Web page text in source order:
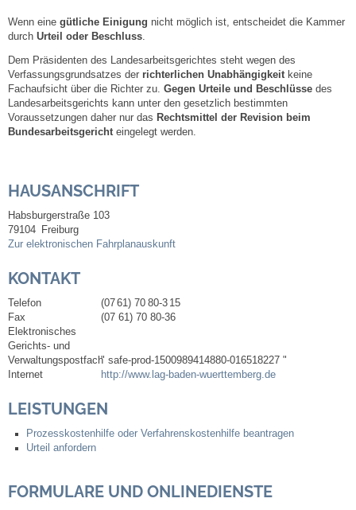
Rund um den Wein
Schlepper / Traktor
Rathaus
Gemeindeverwaltung
Mitarbeiter
Ortsrecht
Schadensmeldungen
Wenn eine gütliche Einigung nicht möglich ist, entscheidet die Kammer
durch Urteil oder Beschluss
Dem Präsidenten des Landesarbeitsgerichtes steht wegen des
Verfassungsgrundsatzes der richterlichen Unabhängigkeitkeine
Fachaufsicht über die Richter zu. Gegen Urteile und Beschlüsse des
Landesarbeitsgerichts kann unter den gesetzlich bestimmten
Voraussetzungen daher nur das Rechtsmittel der Revision beim
Bundesarbeitsgerichteingelegt werden.
HAUSANSCHRIFT
Habsburgerstraße 103
79104
Freiburg
Zur elektronischen Fahrplanauskunft
KONTAKT
Telefon (0761) 70 80-3 15
Fax
(07 61) 70 80-36
Elektronisches
Gerichts- und
Verwaltungspostfach" safe-prod-1500989414880-016518227 "
Internet
http://www.lag-baden-wuerttemberg.de
LEISTUNGEN
Prozesskostenhilfe oder Verfahrenskostenhilfe beantragen
Urteil anfordern
FORMULARE UND ONLINEDIENSTE